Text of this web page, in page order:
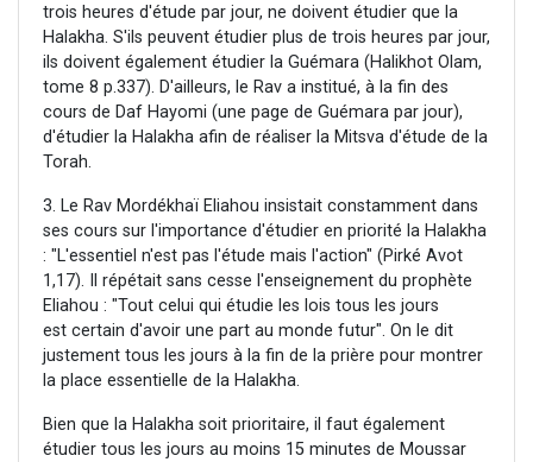
trois heures d'étude par jour, ne doivent étudier que la
Halakha. S'ils peuvent étudier plus de trois heures par jour,
ils doivent également étudier la Guémara (Halikhot Olam,
tome 8 p.337). D'ailleurs, le Rav a institué, à la fin des
cours de Daf Hayomi (une page de Guémara par jour),
d'étudier la Halakha afin de réaliser la Mitsva d'étude de la
Torah.
3. Le Rav Mordékhaï Eliahou insistait constamment dans
ses cours sur l'importance d'étudier en priorité la Halakha
: "L'essentiel n'est pas l'étude mais l'action" (Pirké Avot
1,17). Il répétait sans cesse l'enseignement du prophète
Eliahou : "Tout celui qui étudie les lois tous les jours
est certain d'avoir une part au monde futur". On le dit
justement tous les jours à la fin de la prière pour montrer
la place essentielle de la Halakha.
Bien que la Halakha soit prioritaire, il faut également
étudier tous les jours au moins 15 minutes de Moussar